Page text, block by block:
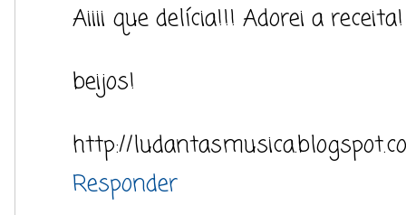
Aiiii que delícia!!! Adorei a
beijos!
http://
Responder